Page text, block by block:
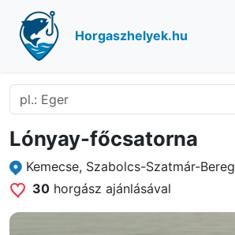
Horgaszhelyek.hu
Lónyay-főcsatorna
Kemecse, Szabolcs-Szatmár-Bereg
30 horgász ajánlásával